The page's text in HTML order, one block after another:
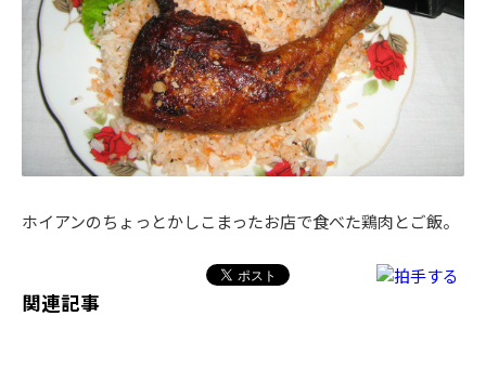
ホイアンのちょっとかしこまったお店で食べた鶏肉とご飯。
関連記事